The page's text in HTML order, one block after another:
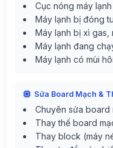
Cục nóng máy
Máy lạnh bị đóng
Máy lạnh bị xì gas,
Máy lạnh đang
Máy lạnh có mùi
Sửa Board Mạch &
Chuyên sửa board
Thay thế board
Thay block (máy